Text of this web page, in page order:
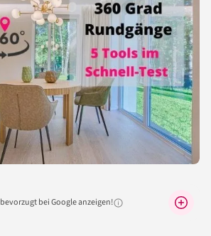
bevorzugt bei Google anzeigen!Warum lohnt sich das?